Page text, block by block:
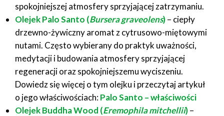
spokojniejszej atmosfery sprzyjającej zatrzymaniu.
Olejek Palo Santo (Bursera graveolens)– ciepły
drzewno-żywiczny aromat z cytrusowo-miętowymi
nutami. Często wybierany do praktyk uważności,
medytacji i budowania atmosfery sprzyjającej
regeneracji oraz spokojniejszemu wyciszeniu.
Dowiedz się więcej o tym olejku i przeczytaj artykuł
o jego właściwościach:Palo Santo – właściwości
Olejek Buddha Wood (Eremophila mitchellii)–